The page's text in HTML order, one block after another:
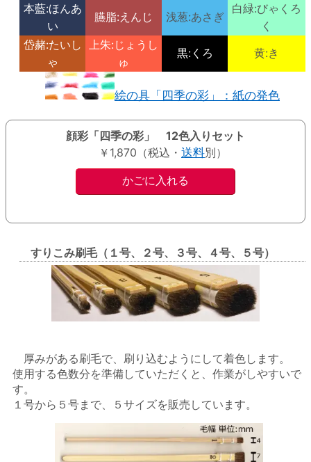
本藍:ほんあ
い
臙脂:えんじ 浅葱:あさぎ
白緑:びゃくろ
く
岱赭:たいし
ゃ
上朱:じょうし
ゅ
黒:くろ 黄:き
絵の具「四季の彩」：紙の発色
顔彩「四季の彩」 12色入りセット
￥1,870（税込・ 送料別）
すりこみ刷毛（１号、２号、３号、４号、５号）
厚みがある刷毛で、刷り込むようにして着色します。
使用する色数分を準備していただくと、作業がしやすいで
す。
１号から５号まで、５サイズを販売しています。